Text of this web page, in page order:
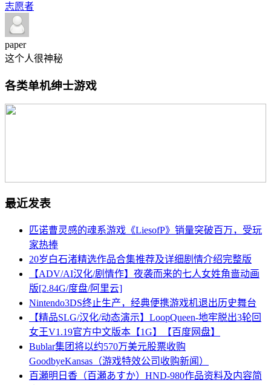
志愿者
paper
这个人很神秘
各类单机绅士游戏
最近发表
匹诺曹灵感的魂系游戏《LiesofP》销量突破百万，受玩
家热捧
20岁白石渚精选作品合集推荐及详细剧情介绍完整版
【ADV/AI汉化/剧情作】夜袭而来的七人女姓角啬动画
版[2.84G/度盘/阿里云]
Nintendo3DS终止生产，经典便携游戏机退出历史舞台
【精品SLG/汉化/动态演示】LoopQueen-地牢脱出3轮回
女王V1.19官方中文版本【1G】【百度网盘】
Bublar集团将以约570万美元股票收购
GoodbyeKansas（游戏特效公司收购新闻）
百瀬明日香（百瀬あすか）HND-980作品资料及内容简